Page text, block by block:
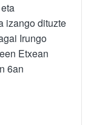
izango dituzte
Irungo
Etxean
6an